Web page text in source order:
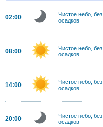
02:00
Чистое небо, без
осадков
08:00
Чистое небо, без
осадков
14:00
Чистое небо, без
осадков
20:00
Чистое небо, без
осадков